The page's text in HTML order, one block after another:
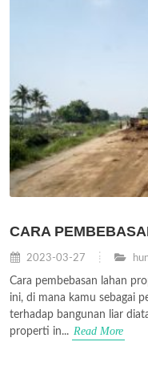
CARA
2023-03-27
Cara pembebasan lahan
ini, di mana kamu sebagai
terhadap bangunan liar
properti in... Read More